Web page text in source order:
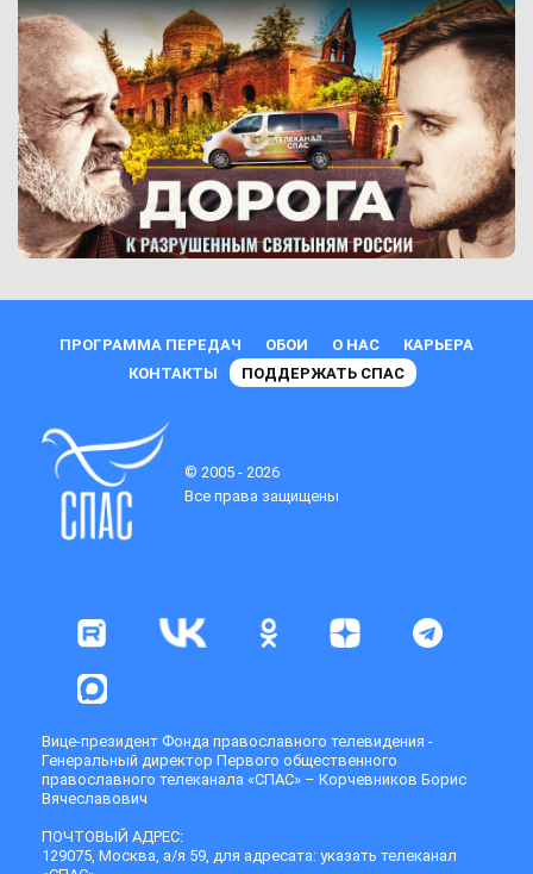
ПРОГРАММА ПЕРЕДАЧ ОБОИ О НАС
КАРЬЕРА
КОНТАКТЫ
ПОДДЕРЖАТЬ СПАС
© 2005 - 2026
Все права защищены
Вице-президент Фонда православного телевидения -
Генеральный директор Первого общественного
православного телеканала «СПАС» – Корчевников Борис
Вячеславович
ПОЧТОВЫЙ АДРЕС:
129075, Москва, а/я 59, для адресата: указать телеканал